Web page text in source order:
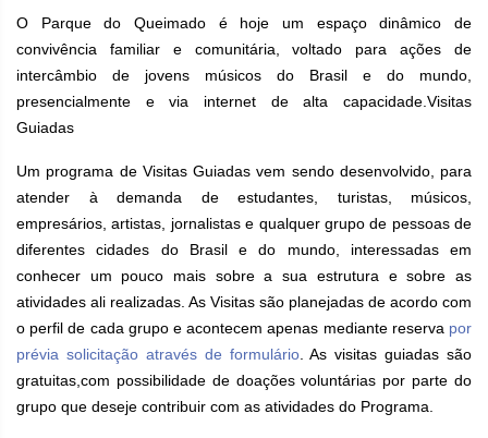
O Parque do Queimado é hoje um espaço dinâmico de
convivência familiar e comunitária, voltado para ações de
intercâmbio de jovens músicos do Brasil e do mundo,
presencialmente e via internet de alta capacidade.Visitas
Guiadas
Um programa de Visitas Guiadas vem sendo desenvolvido, para
atender à demanda de estudantes, turistas, músicos,
empresários, artistas, jornalistas e qualquer grupo de pessoas de
diferentes cidades do Brasil e do mundo, interessadas em
conhecer um pouco mais sobre a sua estrutura e sobre as
atividades ali realizadas. As Visitas são planejadas de acordo com
o perfil de cada grupo e acontecem apenas mediante reserva por
prévia solicitação através de formulário. As visitas guiadas são
gratuitas,com possibilidade de doações voluntárias por parte do
grupo que deseje contribuir com as atividades do Programa.